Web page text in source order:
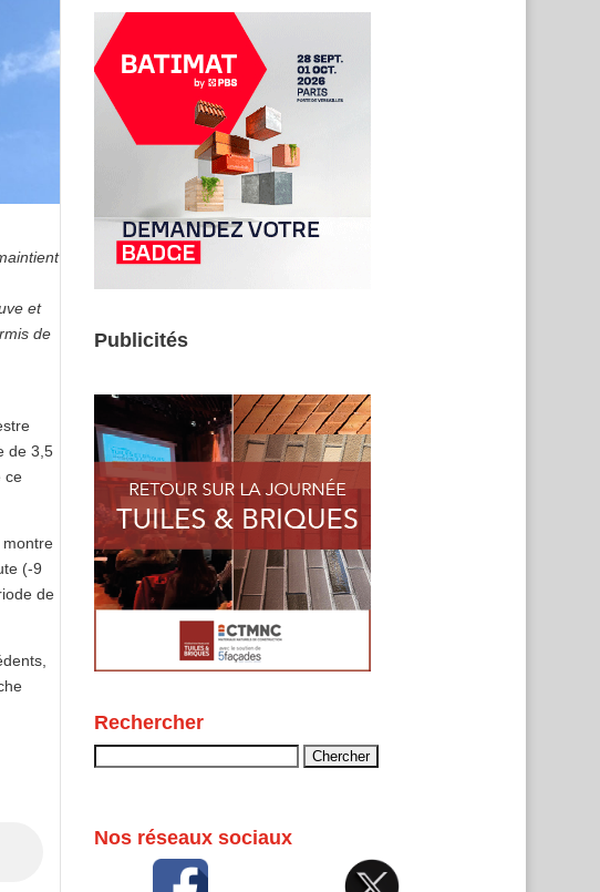
et
de
de 3,5
ce
montre
(-9
de
Publicités
Rechercher
Nos réseaux sociaux